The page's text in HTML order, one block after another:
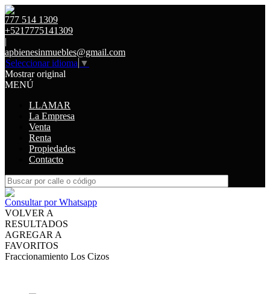
777 514 1309
+5217775141309
|
apbienesinmuebles@gmail.com
Seleccionar idioma ▼
Mostrar original
MENÚ
LLAMAR
La Empresa
Venta
Renta
Propiedades
Contacto
Consultar por Whatsapp
VOLVER A
RESULTADOS
AGREGAR A
FAVORITOS
Fraccionamiento Los Cizos